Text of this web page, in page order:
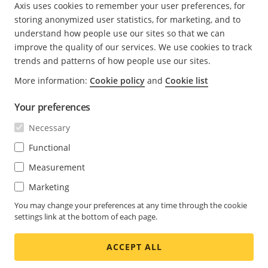
gagner en simplicité si elles sont anticipées dès la
phase initiale de conception.
Pour alléger les besoins en stockage, de
nombreuses caméras proposent des technologies
de compression. Il est dès lors indispensable pour
l’exploitation des images de mettre en œuvre une
compression intelligente plutôt que d’appliquer
soit le contenu vidéo. La technologie Axis Zipstream
est particulièrement performante dans ce domaine.
Elle permet de réduire considérablement les besoins
en bande passante et en stockage, tout en
identifiant les informations les plus essentielles pour
les transmettre à résolution et fréquence d’image
maximales.
Axis uses cookies to remember your user preferences, for
storing anonymized user statistics, for marketing, and to
understand how people use our sites so that we can
improve the quality of our services. We use cookies to track
trends and patterns of how people use our sites.
More information: Cookie policy and Cookie list
Your preferences
Necessary
Functional
Measurement
Marketing
You may change your preferences at any time through the cookie
settings link at the bottom of each page.
ACCEPT ALL